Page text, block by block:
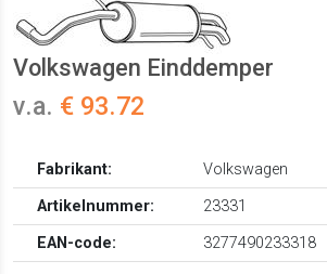
Volkswagen Einddemper
v.a. € 93.72
Fabrikant:
Volkswagen
Artikelnummer:
23331
EAN-code:
3277490233318